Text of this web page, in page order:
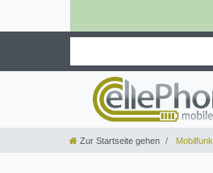
Zur Startseite gehen Mobilfunk